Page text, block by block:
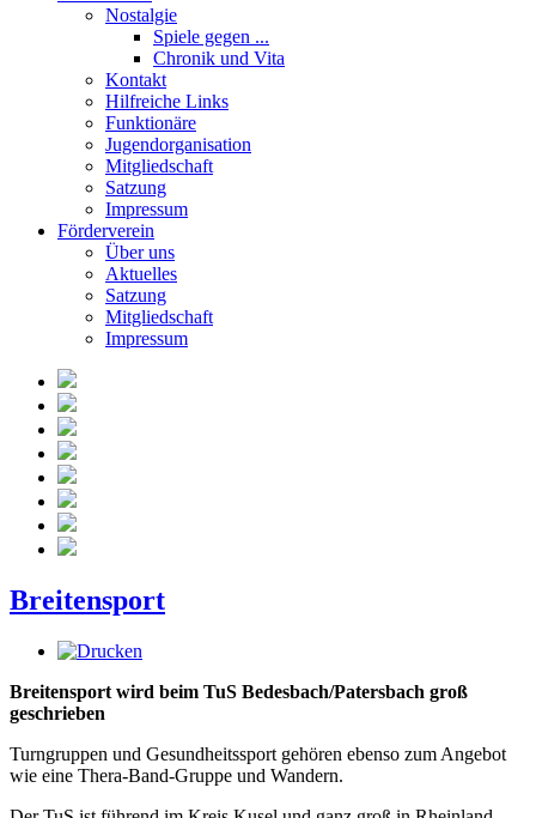
Nostalgie
Spiele gegen ...
Chronik und Vita
Kontakt
Hilfreiche Links
Funktionäre
Jugendorganisation
Mitgliedschaft
Satzung
Impressum
Förderverein
Über uns
Aktuelles
Satzung
Mitgliedschaft
Impressum
Breitensport
Breitensport wird beim TuS Bedesbach/Patersbach groß
geschrieben
Turngruppen und Gesundheitssport gehören ebenso zum Angebot
wie eine Thera-Band-Gruppe und Wandern.